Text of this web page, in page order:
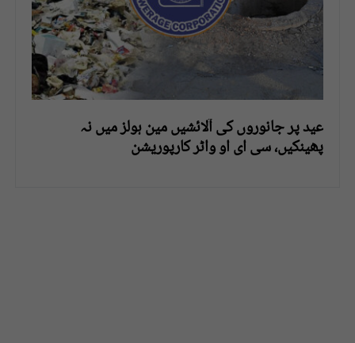
عید پر جانوروں کی آلائشیں مین ہولز میں نہ
پھینکیں، سی ای او واٹر کارپوریشن